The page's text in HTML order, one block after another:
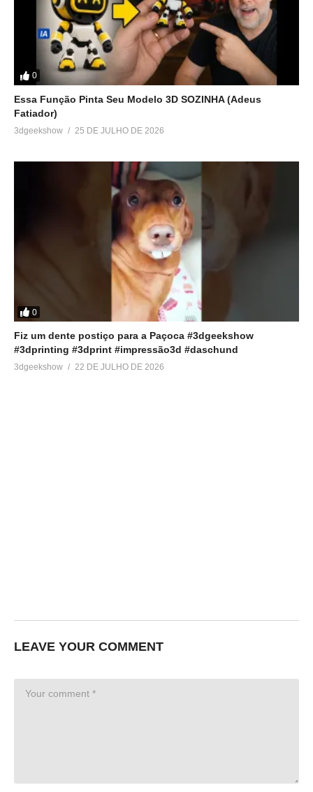
0
Essa Função Pinta Seu Modelo 3D SOZINHA (Adeus
Fatiador)
3dgeekshow 25 DE JULHO DE 2026
0
Fiz um dente postiço para a Paçoca #3dgeekshow
#3dprinting #3dprint #impressão3d #daschund
3dgeekshow 22 DE JULHO DE 2026
LEAVE YOUR COMMENT